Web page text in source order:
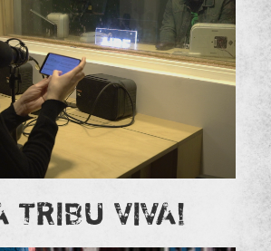
TRIBU VIVA!